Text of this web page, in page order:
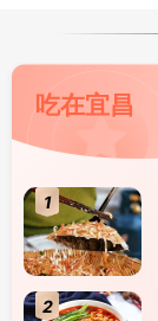
吃在宜昌
1
2